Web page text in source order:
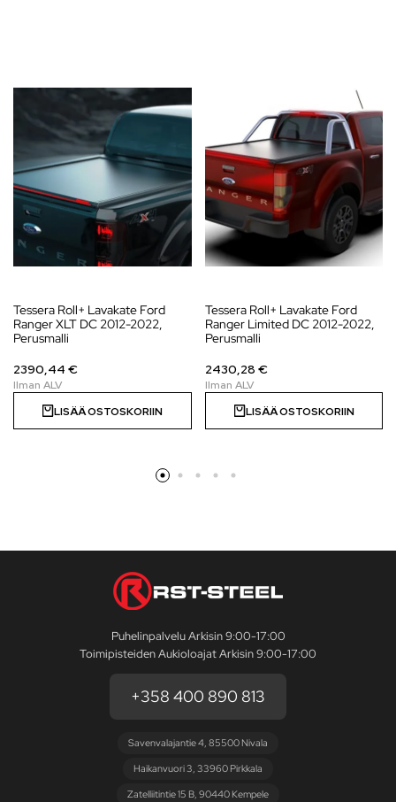
Tessera Roll+ Lavakate Ford
Ranger XLT DC 2012-2022,
Perusmalli
2390,44 €
LISÄÄ OSTOSKORIIN
Tessera Roll+ Lavakate Ford
Ranger Limited DC 2012-2022,
Perusmalli
2430,28 €
LISÄÄ OSTOSKORIIN
Puhelinpalvelu Arkisin 9:00-17:00
Toimipisteiden Aukioloajat Arkisin 9:00-17:00
+358 400 890 813
Savenvalajantie 4, 85500 Nivala
Haikanvuori 3, 33960 Pirkkala
Zatelliitintie 15 B, 90440 Kempele